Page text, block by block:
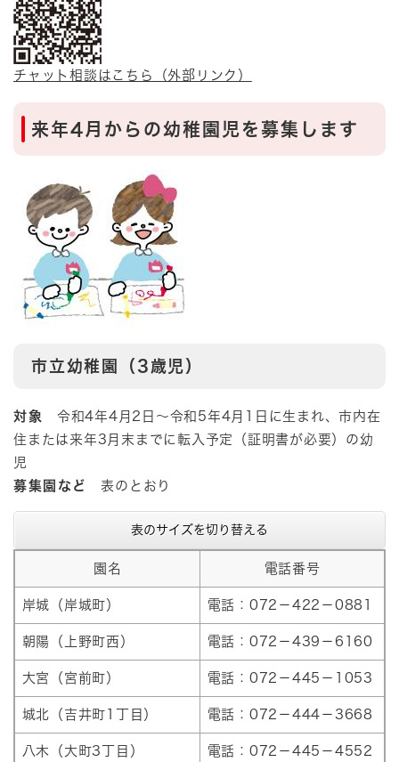
チャット相談はこちら（外部リンク）
来年4月からの幼稚園児を募集します
市立幼稚園（3歳児）
対象
令和4年4月2日～令和5年4月1日に生まれ、市内在
住または来年3月末までに転入予定（証明書が必要）の幼
児
募集園など
表のとおり
表のサイズを切り替える
園名 電話番号
岸城（岸城町） 電話：072－422－0881
朝陽（上野町西） 電話：072－439－6160
大宮（宮前町） 電話：072－445－1053
城北（吉井町1丁目） 電話：072－444－3668
八木（大町3丁目） 電話：072－445－4552